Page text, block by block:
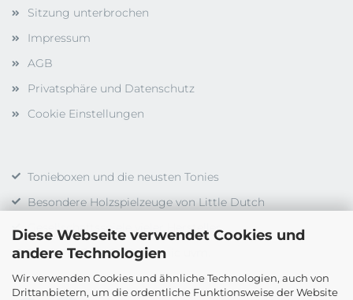
Diese Webseite verwendet Cookies und
andere Technologien
Wir verwenden Cookies und ähnliche Technologien, auch von
Drittanbietern, um die ordentliche Funktionsweise der Website
Sitzung unterbrochen
Impressum
AGB
Privatsphäre und Datenschutz
Cookie Einstellungen
Tonieboxen und die neusten Tonies
Besondere Holzspielzeuge von Little Dutch
Gesellschaftsspiele vieler Hersteller
Duplo, LEGO, LEGO Technic uvm.